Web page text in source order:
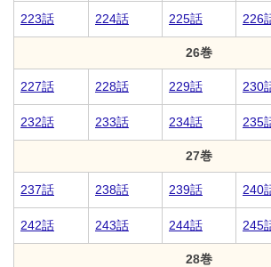
223話 224話 225話 226
26巻
227話 228話 229話 230
232話 233話 234話 235
27巻
237話 238話 239話 240
242話 243話 244話 245
28巻